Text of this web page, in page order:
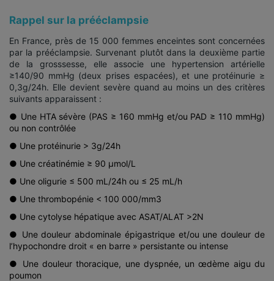
Rappel sur la prééclampsie
En France, près de 15 000 femmes enceintes sont concernées
par la prééclampsie. Survenant plutôt dans la deuxième partie
de la grosssesse, elle associe une hypertension artérielle
≥140/90 mmHg (deux prises espacées), et une protéinurie ≥
0,3g/24h. Elle devient sevère quand au moins un des critères
suivants apparaissent :
● Une HTA sévère (PAS ≥ 160 mmHg et/ou PAD ≥ 110 mmHg)
ou non contrôlée
● Une protéinurie > 3g/24h
● Une créatinémie ≥ 90 µmol/L
● Une oligurie ≤ 500 mL/24h ou ≤ 25 mL/h
● Une thrombopénie < 100 000/mm3
● Une cytolyse hépatique avec ASAT/ALAT >2N
● Une douleur abdominale épigastrique et/ou une douleur de
l’hypochondre droit « en barre » persistante ou intense
● Une douleur thoracique, une dyspnée, un œdème aigu du
poumon